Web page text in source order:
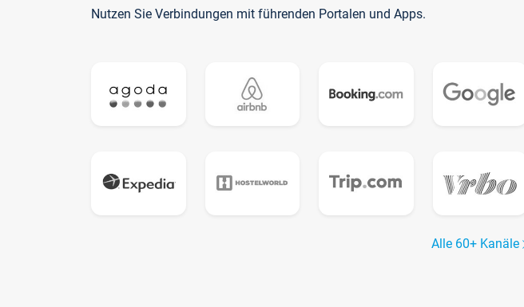
Nutzen Sie Verbindungen mit führenden Portalen und Apps.
Alle 60+ Kanäle